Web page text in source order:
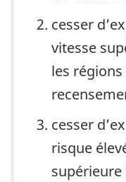
cesser
vitesse
les
cesser
risque